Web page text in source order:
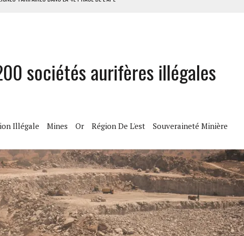
PROMIS LA FINALE AU MAROC
PRP POUR SOUTENIR DIOMAYE FAYE
sociétés aurifères illégales
Illégale Mines Or Région De L'est
Souveraineté Minière